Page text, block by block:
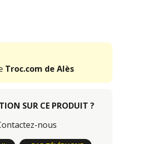
Troc.com de Alès
SUR CE PRODUIT ?
nous